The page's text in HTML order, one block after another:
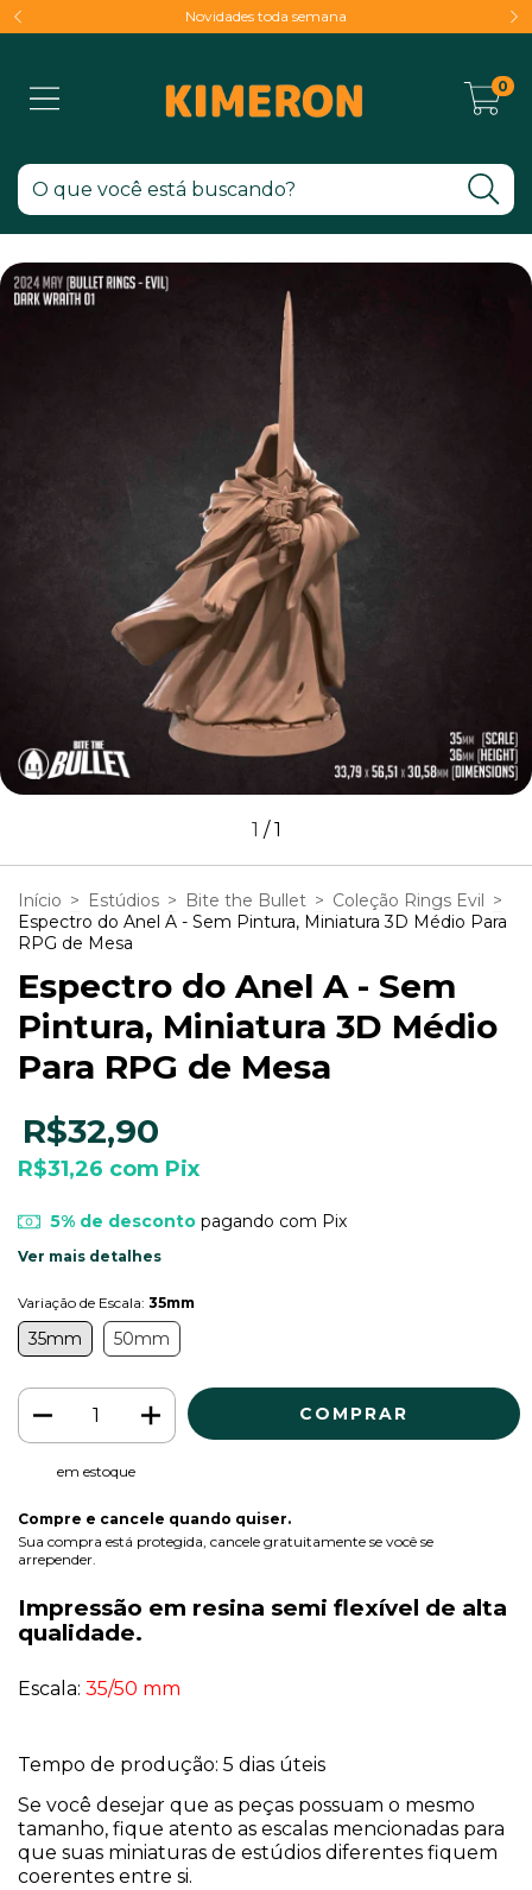
Novidades toda semana
0
1 /1
Início > Estúdios > Bite the Bullet > Coleção Rings Evil >
Espectro do Anel A - Sem Pintura, Miniatura 3D Médio Para
RPG de Mesa
Espectro do Anel A - Sem
Pintura, Miniatura 3D Médio
Para RPG de Mesa
R$32,90
R$31,26 com Pix
5% de descontopagando com Pix
Ver mais detalhes
Variação de Escala: 35mm
35mm 50mm
em estoque
Compre e cancele quando quiser.
Sua compra está protegida, cancele gratuitamente se você se
arrepender.
Impressão em resina semi flexível de alta
qualidade.
Escala: 35/50 mm
Tempo de produção: 5 dias úteis
Se você desejar que as peças possuam o mesmo
tamanho, fique atento as escalas mencionadas para
que suas miniaturas de estúdios diferentes fiquem
coerentes entre si.